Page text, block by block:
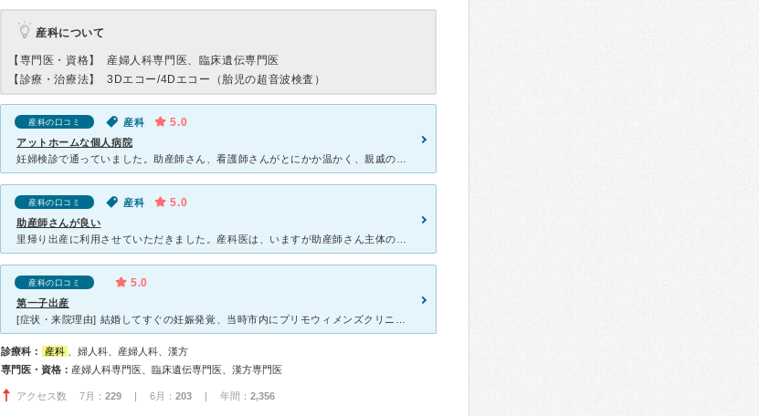
産科について
【専門医・資格】
産婦人科専門医、臨床遺伝専門医
【診療・治療法】
3Dエコー/4Dエコー（胎児の超音波検査）
産科の口コミ 産科 5.0
アットホームな個人病院
産科の口コミ 産科 5.0
助産師さんが良い
産科の口コミ 5.0
第一子出産
診療科： 産科
、婦人科、産婦人科、漢方
専門医・資格： 産婦人科専門医、臨床遺伝専門医、漢方専門医
アクセス数 7月： 229 | 6月： 203 | 年間： 2,356